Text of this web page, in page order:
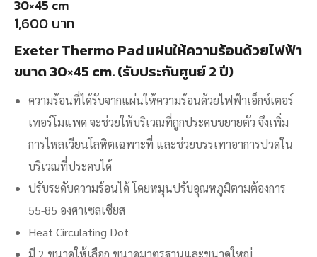
30×45 cm
1,600 บาท
Exeter Thermo Pad แผ่นให้ความร้อนด้วยไฟฟ้า
ขนาด 30×45 cm. (รับประกันศูนย์ 2 ปี)
ความร้อนที่ได้รับจากแผ่นให้ความร้อนด้วยไฟฟ้าเอ็กซ์เตอร์
เทอร์โมแพด จะช่วยให้บริเวณที่ถูกประคบขยายตัว จึงเพิ่ม
การไหลเวียนโลหิตเฉพาะที่ และช่วยบรรเทาอาการปวดใน
บริเวณที่ประคบได้
ปรับระดับความร้อนได้ โดยหมุนปรับอุณหภูมิตามต้องการ
55-85 องศาเซลเซียส
Heat Circulating Dot
มี 2 ขนาดให้เลือก ขนาดมาตรฐานและขนาดใหญ่